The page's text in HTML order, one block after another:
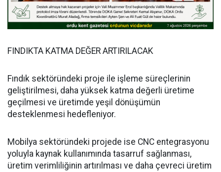
FINDIKTA KATMA DEĞER ARTIRILACAK
Fındık sektöründeki proje ile işleme süreçlerinin
geliştirilmesi, daha yüksek katma değerli üretime
geçilmesi ve üretimde yeşil dönüşümün
desteklenmesi hedefleniyor.
Mobilya sektöründeki projede ise CNC entegrasyonu
yoluyla kaynak kullanımında tasarruf sağlanması,
üretim verimliliğinin artırılması ve daha çevreci üretim